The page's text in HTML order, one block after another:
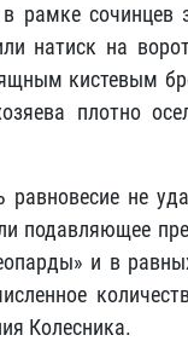
рамке сочинцев
натиск на
кистевым
плотно
равновесие не
подавляющее
и в
Колесника.